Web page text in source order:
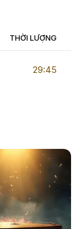
THỜI LƯỢNG
29:45